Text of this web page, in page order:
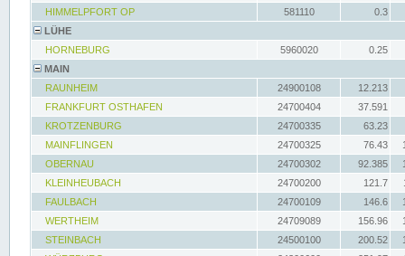
HIMMELPFORT OP
581110
0.3
LÜHE
HORNEBURG
5960020
0.25
MAIN
RAUNHEIM
24900108
12.213
FRANKFURT OSTHAFEN
24700404
37.591
KROTZENBURG
24700335
63.23
MAINFLINGEN
24700325 76.43
OBERNAU
24700302 92.385
KLEINHEUBACH
24700200 121.7
FAULBACH
24700109 146.6
WERTHEIM
24709089 156.96
STEINBACH
24500100 200.52